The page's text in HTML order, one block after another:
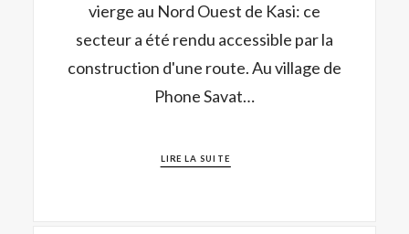
vierge au Nord Ouest de Kasi: ce
secteur a été rendu accessible par la
construction d'une route. Au village de
Phone Savat…
LIRE LA SUITE